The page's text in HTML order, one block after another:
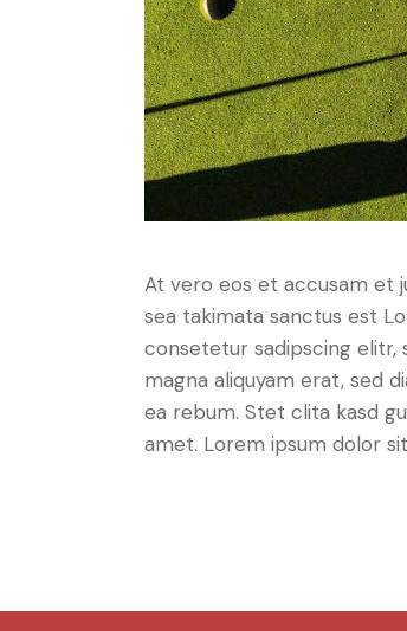
At vero eos et accusam et
sea takimata sanctus est
consetetur sadipscing
magna aliquyam erat, sed
ea rebum. Stet clita kasd
amet. Lorem ipsum dolor